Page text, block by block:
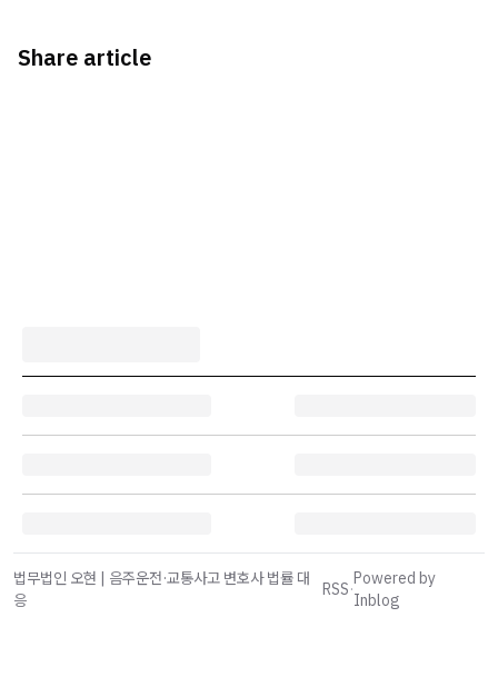
Share article
법무법인 오현 | 음주운전·교통사고 변호사 법률 대
응
RSS·
Powered by
Inblog